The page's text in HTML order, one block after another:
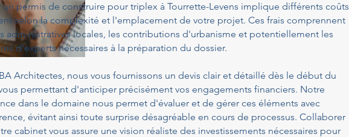
un permis de construire pour triplex à Tourrette-Levens implique différents coûts
selon la complexité et l'emplacement de votre projet. Ces frais comprennent
administratives locales, les contributions d'urbanisme et potentiellement les
d'experts nécessaires à la préparation du dossier.
Architectes, nous vous fournissons un devis clair et détaillé dès le début du
permettant d'anticiper précisément vos engagements financiers. Notre
dans le domaine nous permet d'évaluer et de gérer ces éléments avec
évitant ainsi toute surprise désagréable en cours de processus. Collaborer
cabinet vous assure une vision réaliste des investissements nécessaires pour